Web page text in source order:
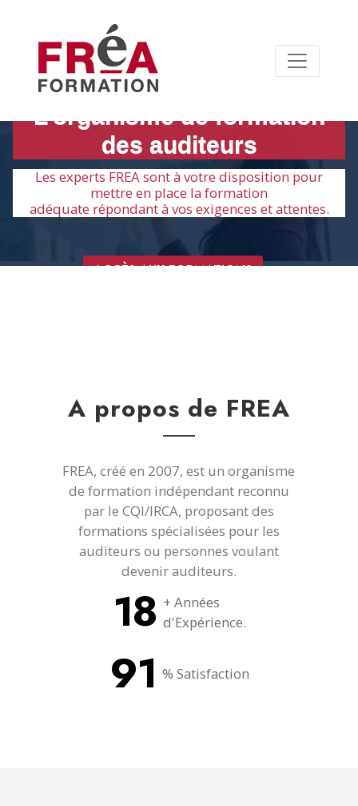
L’organisme de formation
des auditeurs
Les experts FREA sont à votre disposition pour
mettre en place la formation
adéquate répondant à vos exigences et attentes.
ACCÈS AUX FORMATIONS
A propos de FREA
FREA, créé en 2007, est un organisme
de formation indépendant reconnu
par le CQI/IRCA, proposant des
formations spécialisées pour les
auditeurs ou personnes voulant
devenir auditeurs.
18 + Années
d'Expérience.
91 % Satisfaction